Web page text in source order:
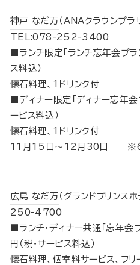
神戸 なだ万 （ANAクラウンプ
TEL:078-252-3400
■ランチ限定「ランチ忘年会
ス料込）
懐石料理、1ドリンク付
■ディナー限定「ディナー忘
ービス料込）
懐石料理、1ドリンク付
11月15日～12月30日 ※6
広島 なだ万 （グランドプリン
250-4700
■ランチ・ディナー共通「忘
円（税･サービス料込）
懐石料理、個室料サービス、フ